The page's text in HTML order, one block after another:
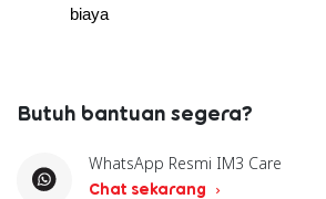
biaya
Butuh bantuan segera?
WhatsApp Resmi IM3 Care
Chat sekarang